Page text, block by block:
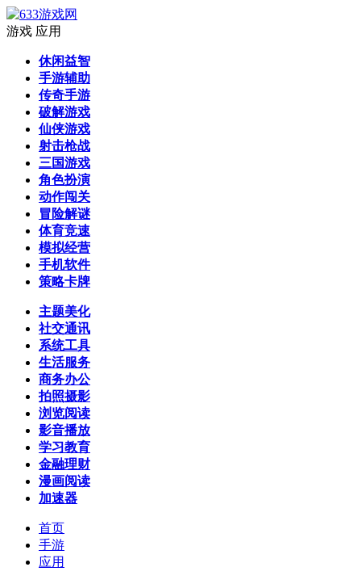
游戏 应用
休闲益智
手游辅助
传奇手游
破解游戏
仙侠游戏
射击枪战
三国游戏
角色扮演
动作闯关
冒险解谜
体育竞速
模拟经营
手机软件
策略卡牌
主题美化
社交通讯
系统工具
生活服务
商务办公
拍照摄影
浏览阅读
影音播放
学习教育
金融理财
漫画阅读
加速器
首页
手游
应用